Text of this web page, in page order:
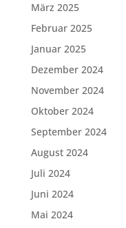
März 2025
Februar 2025
Januar 2025
Dezember 2024
November 2024
Oktober 2024
September 2024
August 2024
Juli 2024
Juni 2024
Mai 2024